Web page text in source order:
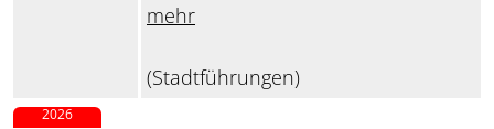
mehr
(Stadtführungen)
2026